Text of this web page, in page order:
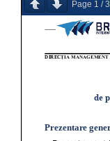
Page 1 /3